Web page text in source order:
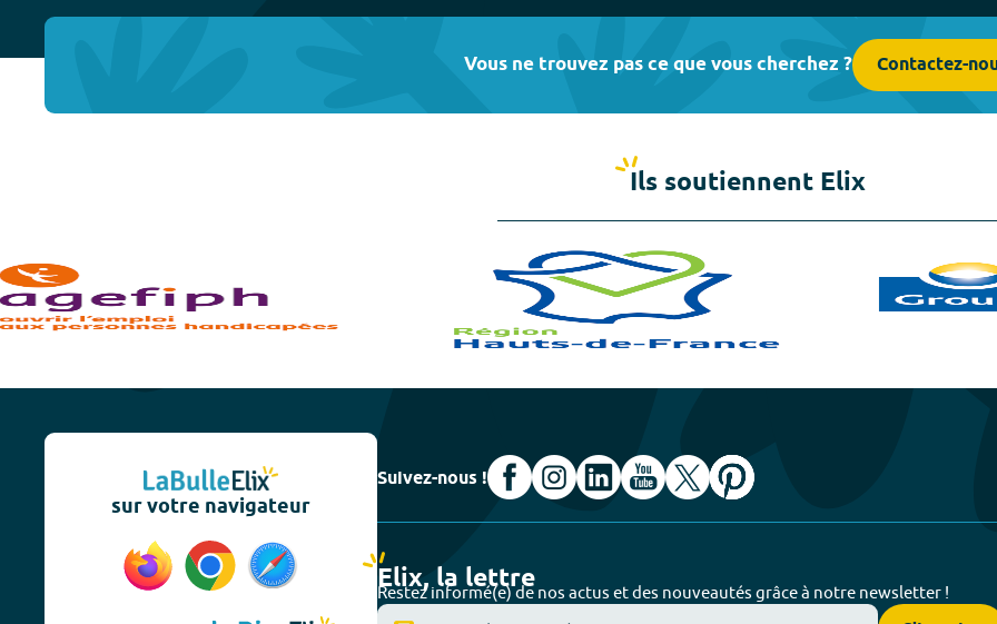
Vous ne trouvez pas ce que vous cherchez ? Contactez-
Ils soutiennent Elix
sur votre navigateur
Suivez-nous !
Elix, la lettre
Restez informé(e) de nos actus et des nouveautés grâce à notre newsletter !